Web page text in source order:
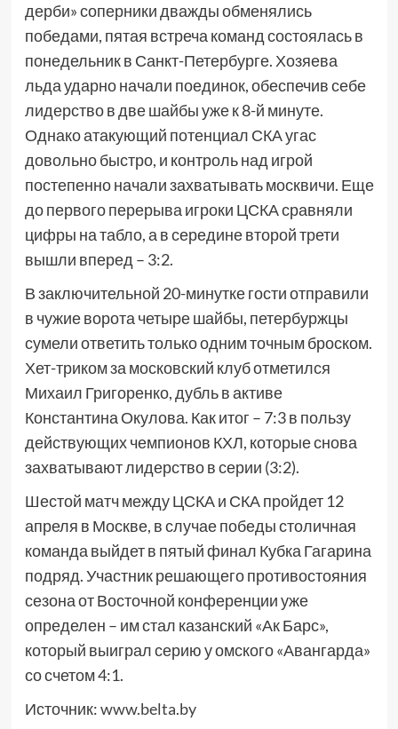
дерби» соперники дважды обменялись
победами, пятая встреча команд состоялась в
понедельник в Санкт-Петербурге. Хозяева
льда ударно начали поединок, обеспечив себе
лидерство в две шайбы уже к 8-й минуте.
Однако атакующий потенциал СКА угас
довольно быстро, и контроль над игрой
постепенно начали захватывать москвичи. Еще
до первого перерыва игроки ЦСКА сравняли
цифры на табло, а в середине второй трети
вышли вперед – 3:2.
В заключительной 20-минутке гости отправили
в чужие ворота четыре шайбы, петербуржцы
сумели ответить только одним точным броском.
Хет-триком за московский клуб отметился
Михаил Григоренко, дубль в активе
Константина Окулова. Как итог – 7:3 в пользу
действующих чемпионов КХЛ, которые снова
захватывают лидерство в серии (3:2).
Шестой матч между ЦСКА и СКА пройдет 12
апреля в Москве, в случае победы столичная
команда выйдет в пятый финал Кубка Гагарина
подряд. Участник решающего противостояния
сезона от Восточной конференции уже
определен – им стал казанский «Ак Барс»,
который выиграл серию у омского «Авангарда»
со счетом 4:1.
Источник:www.belta.by